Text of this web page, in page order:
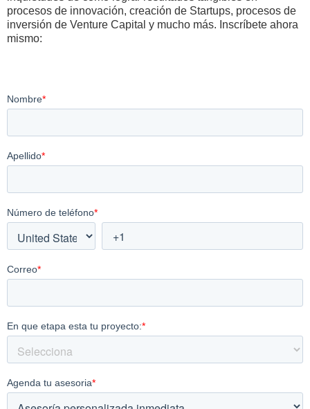
procesos de innovación, creación de Startups, procesos de
inversión de Venture Capital y mucho más. Inscríbete ahora
mismo: